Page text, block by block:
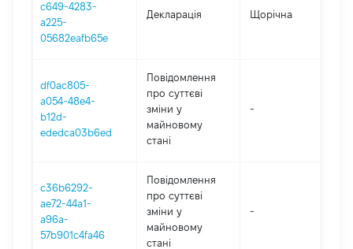
c649-4283-
a225-
05682eafb65e
Декларація Щорічна
df0ac805-
a054-48e4-
b12d-
ededca03b6ed
Повідомлення
про суттєві
зміни y
майновому
стані
-
c36b6292-
ae72-44a1-
a96a-
57b901c4fa46
Повідомлення
про суттєві
зміни y
майновому
стані
-